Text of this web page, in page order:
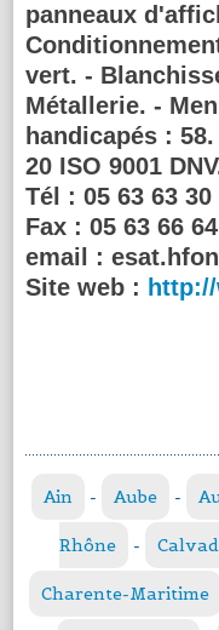
panneaux
vert. -
Métallerie. -
handicapés :
20 ISO 9001
Tél : 05 63 63 30
Fax : 05 63 66
email :
Site web :
Ain - Aube -
Rhône -
Charente-Maritime